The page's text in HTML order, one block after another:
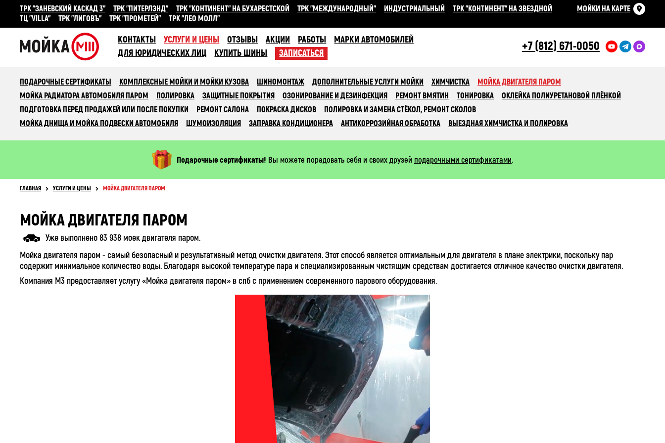
ТРК "ЗАНЕВСКИЙ КАСКАД 3" ТРК "ПИТЕРЛЭНД" ТРК "КОНТИНЕНТ" НА БУХАРЕСТСКОЙ ТРК "МЕЖДУНАРОДНЫЙ" ИНДУСТРИАЛЬНЫЙ
ТРК "КОНТИНЕНТ" НА ЗВЕЗДНОЙ
ТЦ "VILLA"
ТРК "ЛИГОВЪ" ТРК "ПРОМЕТЕЙ" ТРК "ЛЕО МОЛЛ"
МОЙКИ НА КАРТЕ
КОНТАКТЫ УСЛУГИ И ЦЕНЫ ОТЗЫВЫ АКЦИИ РАБОТЫ
МАРКИ АВТОМОБИЛЕЙ
ДЛЯ ЮРИДИЧЕСКИХ ЛИЦ
КУПИТЬ ШИНЫ ЗАПИСАТЬСЯ +7 (812) 671-0050
ПОДАРОЧНЫЕ СЕРТИФИКАТЫ КОМПЛЕКСНЫЕ МОЙКИ И МОЙКИ КУЗОВА ШИНОМОНТАЖ ДОПОЛНИТЕЛЬНЫЕ УСЛУГИ МОЙКИ ХИМЧИСТКА
МОЙКА ДВИГАТЕЛЯ ПАРОМ
МОЙКА РАДИАТОРА АВТОМОБИЛЯ ПАРОМ
ПОЛИРОВКА ЗАЩИТНЫЕ ПОКРЫТИЯ ОЗОНИРОВАНИЕ И ДЕЗИНФЕКЦИЯ РЕМОНТ ВМЯТИН ТОНИРОВКА
ОКЛЕЙКА ПОЛИУРЕТАНОВОЙ ПЛЁНКОЙ
ПОДГОТОВКА ПЕРЕД ПРОДАЖЕЙ ИЛИ ПОСЛЕ ПОКУПКИ
РЕМОНТ САЛОНА ПОКРАСКА ДИСКОВ
ПОЛИРОВКА И ЗАМЕНА СТЁКОЛ, РЕМОНТ СКОЛОВ
МОЙКА ДНИЩА И МОЙКА ПОДВЕСКИ АВТОМОБИЛЯ
ШУМОИЗОЛЯЦИЯ ЗАПРАВКА КОНДИЦИОНЕРА АНТИКОРРОЗИЙНАЯ ОБРАБОТКА ВЫЕЗДНАЯ ХИМЧИСТКА И ПОЛИРОВКА
Подарочные сертификаты! Вы можете порадовать себя и своих друзей подарочными сертификатами.
ГЛАВНАЯ УСЛУГИ И ЦЕНЫ МОЙКА ДВИГАТЕЛЯ ПАРОМ
МОЙКА ДВИГАТЕЛЯ ПАРОМ
Уже выполнено 83 938 моек двигателя паром.
Мойка двигателя паром - самый безопасный и результативный метод очистки двигателя. Этот способ является оптимальным для двигателя в плане электрики, поскольку пар
содержит минимальное количество воды. Благодаря высокой температуре пара и специализированным чистящим средствам достигается отличное качество очистки двигателя.
Компания M3 предоставляет услугу «Мойка двигателя паром» в спб с применением современного парового оборудования.